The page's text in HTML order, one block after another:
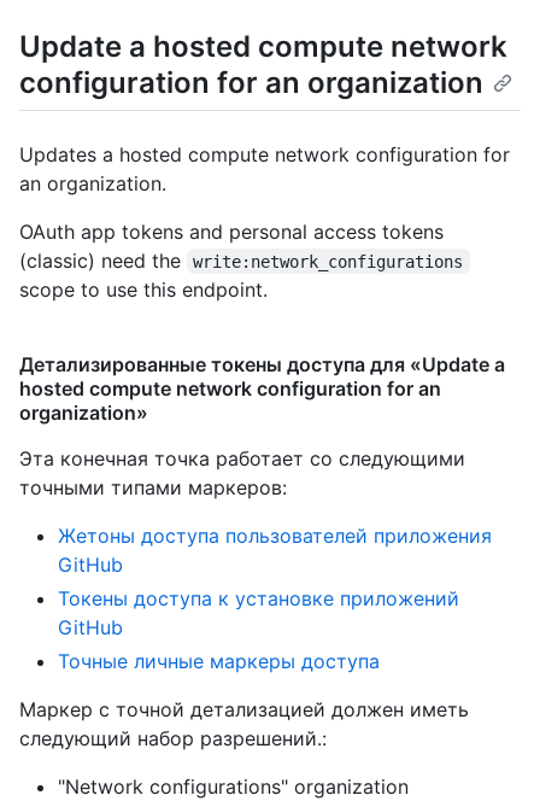
Update a hosted compute network
configuration for an organization
Updates a hosted compute network configuration for
an organization.
OAuth app tokens and personal access tokens
(classic) need the
write:network_configurations
scope to use this endpoint.
Детализированные токены доступа для «Update a
hosted compute network configuration for an
organization»
Эта конечная точка работает со следующими
точными типами маркеров:
Жетоны доступа пользователей приложения
GitHub
Токены доступа к установке приложений
GitHub
Точные личные маркеры доступа
Маркер с точной детализацией должен иметь
следующий набор разрешений.:
"Network configurations" organization